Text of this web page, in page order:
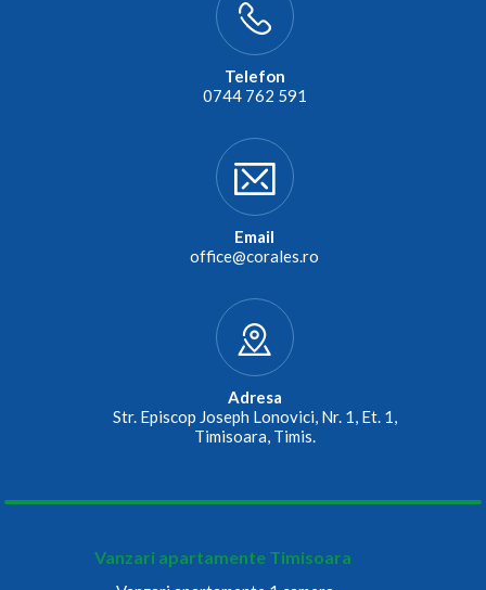
Telefon
0744 762 591
Email
office@corales.ro
Adresa
Str. Episcop Joseph Lonovici, Nr. 1, Et. 1,
Timisoara, Timis.
Vanzari apartamente Timisoara